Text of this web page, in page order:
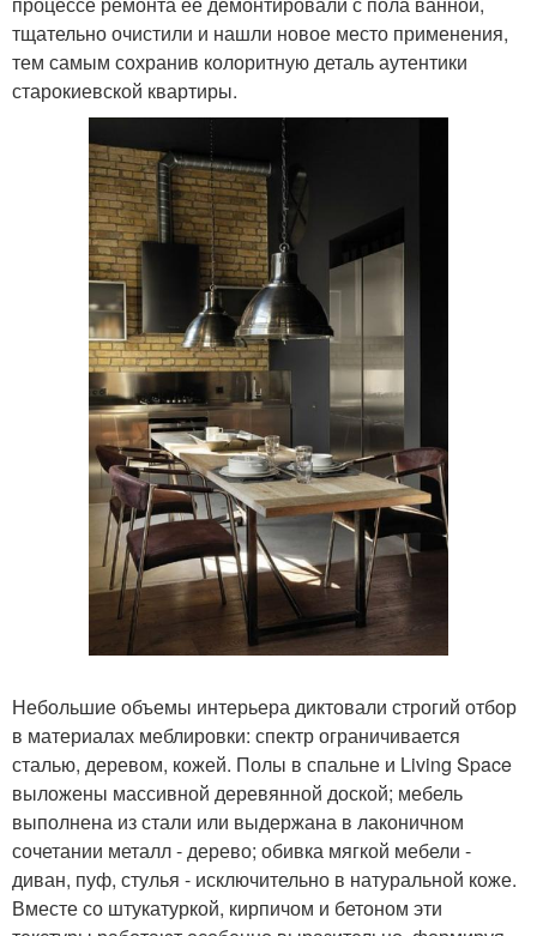
тщательно очистили и нашли новое место применения,
тем самым сохранив колоритную деталь аутентики
старокиевской квартиры.
Небольшие объемы интерьера диктовали строгий отбор
в материалах меблировки: спектр ограничивается
сталью, деревом, кожей. Полы в спальне и Living Space
выложены массивной деревянной доской; мебель
выполнена из стали или выдержана в лаконичном
сочетании металл - дерево; обивка мягкой мебели -
диван, пуф, стулья - исключительно в натуральной коже.
Вместе со штукатуркой, кирпичом и бетоном эти